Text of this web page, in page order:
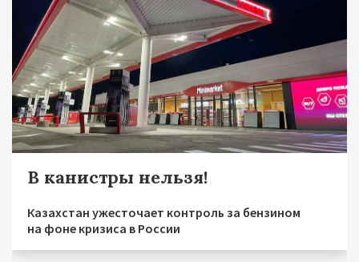
В канистры нельзя!
Казахстан ужесточает контроль за бензином
на фоне кризиса в России